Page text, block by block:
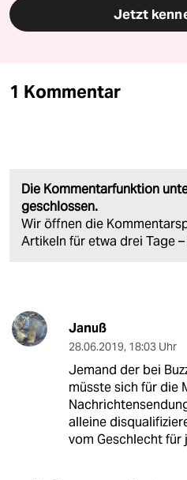
Jetzt
1 Kommentar
Die Kommentarfunktion
geschlossen.
Wir öffnen die
Artikeln für etwa drei Tage –
Januß
28.06.2019, 18:03 Uhr
Jemand der bei
müsste sich für die
alleine
vom Geschlecht für